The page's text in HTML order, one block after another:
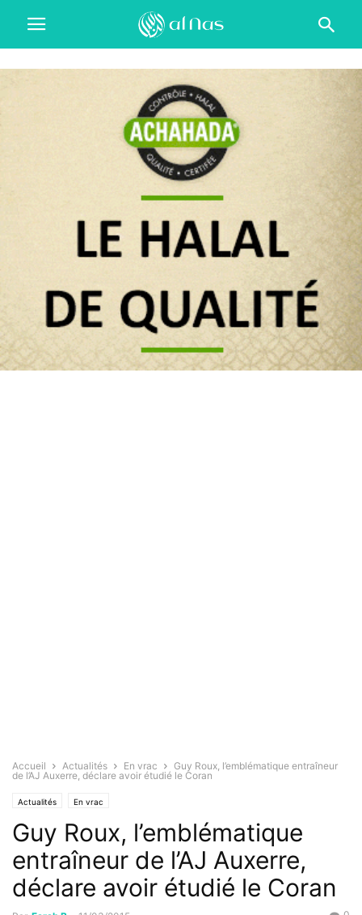
Accueil Actualités En vrac
Guy Roux, l’emblématique entraîneur
de l’AJ Auxerre, déclare avoir étudié le Coran
Actualités En vrac
Guy Roux, l’emblématique
entraîneur de l’AJ Auxerre,
déclare avoir étudié le Coran